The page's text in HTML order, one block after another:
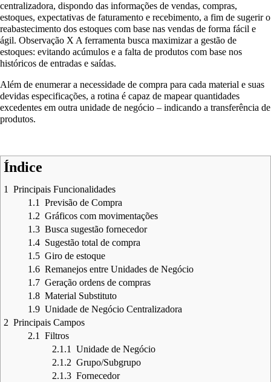
centralizadora, dispondo das informações de vendas, compras,
estoques, expectativas de faturamento e recebimento, a fim de sugerir o
reabastecimento dos estoques com base nas vendas de forma fácil e
ágil. Observação X A ferramenta busca maximizar a gestão de
estoques: evitando acúmulos e a falta de produtos com base nos
históricos de entradas e saídas.
Além de enumerar a necessidade de compra para cada material e suas
devidas especificações, a rotina é capaz de mapear quantidades
excedentes em outra unidade de negócio – indicando a transferência de
produtos.
Índice
1
Principais Funcionalidades
1.1
Previsão de Compra
1.2 Gráficos com movimentações
1.3 Busca sugestão fornecedor
1.4 Sugestão total de compra
1.5 Giro de estoque
1.6 Remanejos entre Unidades de Negócio
1.7 Geração ordens de compras
1.8 Material Substituto
1.9 Unidade de Negócio Centralizadora
2 Principais Campos
2.1
Filtros
2.1.1
Unidade de Negócio
2.1.2 Grupo/Subgrupo
2.1.3 Fornecedor